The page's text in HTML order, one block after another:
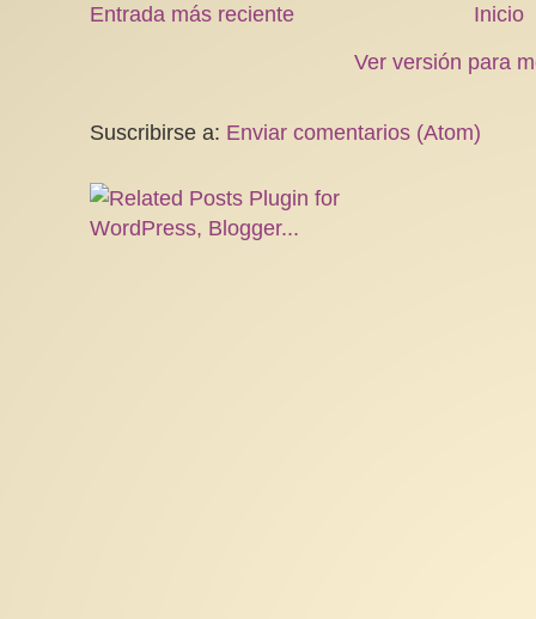
Entrada más reciente
Inicio
Ver versión para
Suscribirse a: Enviar comentarios (Atom)